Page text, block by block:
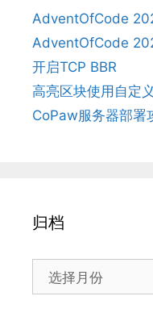
AdventOfCode
AdventOfCode
开启TCP BBR
高亮区块使用自定
CoPaw服务器部署
归档